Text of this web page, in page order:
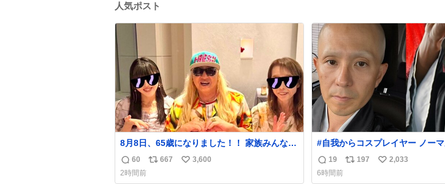
人気ポスト
8月8日、65歳になりました！！ 家族みんなに
素敵なお祝いをしてもらいました！！ 実は今
年、家族に怪我が続いていて、 6月には娘が
左膝を脱臼。 そして先月は、奥さまが同じく
返
信
60
リ
667
い
3,600
2時間前
#自我からコスプレイヤー ノーマルハゲ←
→頭の血管パンプアップハゲ
返
信
19
リ
197
い
2,033
6時間前